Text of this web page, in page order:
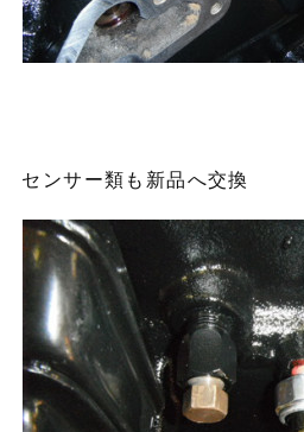
センサー類も新品へ交換